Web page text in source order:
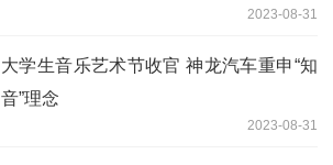
2023-08-31
大学生音乐艺术节收官 神龙汽车重申“知
音”理念
2023-08-31